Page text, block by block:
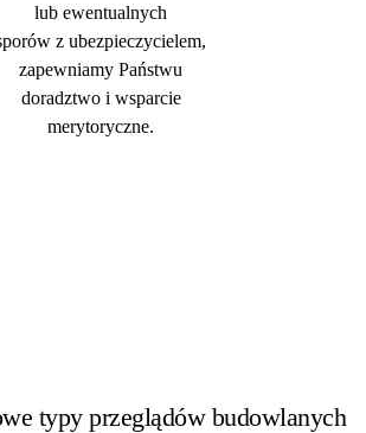
lub ewentualnych
z ubezpieczycielem,
zapewniamy Państwu
doradztwo i wsparcie
merytoryczne.
typy przeglądów budowlanych